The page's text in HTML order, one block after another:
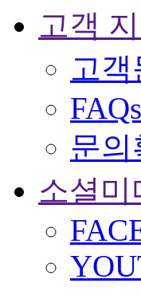
고객
고객
FAQs
문의
소셜미